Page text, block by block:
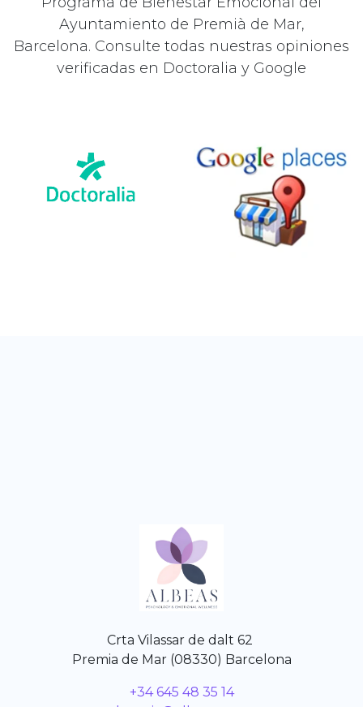
Ayuntamiento de Premià de Mar,
Barcelona. Consulte todas nuestras opiniones
verificadas en Doctoralia y Google
Crta Vilassar de dalt 62
Premia de Mar (08330) Barcelona
+34 645 48 35 14